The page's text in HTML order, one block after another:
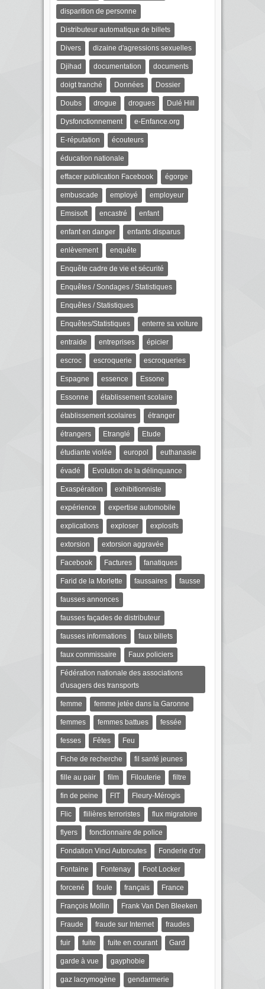
disparition de personne
Distributeur automatique de billets
Divers dizaine d'agressions sexuelles
Djihad documentation documents
doigt tranché Données Dossier
Doubs drogue drogues Dulé Hill
Dysfonctionnement e-Enfance.org
E-réputation écouteurs
éducation nationale
effacer publication Facebook égorge
embuscade employé employeur
Emsisoft encastré enfant
enfant en danger enfants disparus
enlèvement enquête
Enquête cadre de vie et sécurité
Enquêtes / Sondages / Statistiques
Enquêtes / Statistiques
Enquêtes/Statistiques enterre sa voiture
entraide entreprises épicier
escroc escroquerie escroqueries
Espagne essence Essone
Essonne établissement scolaire
établissement scolaires étranger
étrangers Etranglé Etude
étudiante violée europol euthanasie
évadé Evolution de la délinquance
Exaspération exhibitionniste
expérience expertise automobile
explications exploser explosifs
extorsion extorsion aggravée
Facebook Factures fanatiques
Farid de la Morlette faussaires fausse
fausses annonces
fausses façades de distributeur
fausses informations faux billets
faux commissaire Faux policiers
Fédération nationale des associations
d'usagers des transports
femme femme jetée dans la Garonne
femmes femmes battues fessée
fesses Fêtes Feu
Fiche de recherche fil santé jeunes
fille au pair film Filouterie filtre
fin de peine FIT Fleury-Mérogis
Flic flilières terroristes flux migratoire
flyers fonctionnaire de police
Fondation Vinci Autoroutes Fonderie d'or
Fontaine Fontenay Foot Locker
forcené foule français France
François Mollin Frank Van Den Bleeken
Fraude fraude sur Internet fraudes
fuir fuite fuite en courant Gard
garde à vue gayphobie
gaz lacrymogène gendarmerie